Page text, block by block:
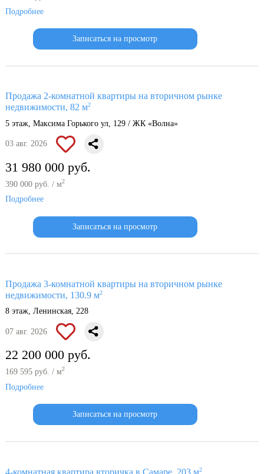
Подробнее
Записаться на просмотр
Продажа 2-комнатной квартиры на вторичном рынке
недвижимости, 82 м2
5 этаж, Максима Горького ул, 129 / ЖК «Волна»
03 авг. 2026
31 980 000 руб.
390 000 руб. / м2
Подробнее
Записаться на просмотр
Продажа 3-комнатной квартиры на вторичном рынке
недвижимости, 130.9 м2
8 этаж, Ленинская, 228
07 авг. 2026
22 200 000 руб.
169 595 руб. / м2
Подробнее
Записаться на просмотр
2